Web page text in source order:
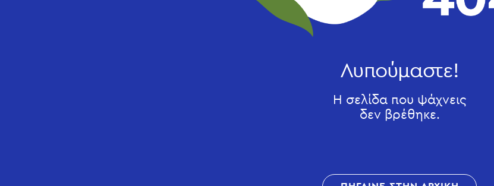
Λυπούμαστε!
Η σελίδα που ψάχνεις
δεν βρέθηκε.